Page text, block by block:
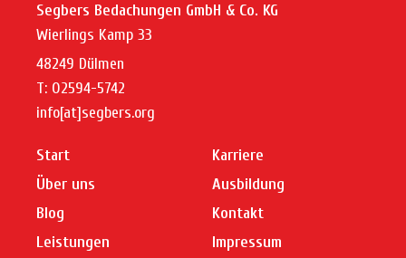
Segbers Bedachungen GmbH & Co. KG
Wierlings Kamp 33
48249 Dülmen
T: 02594-5742
info[at]segbers.org
Start
Über uns
Blog
Leistungen
Karriere
Ausbildung
Kontakt
Impressum